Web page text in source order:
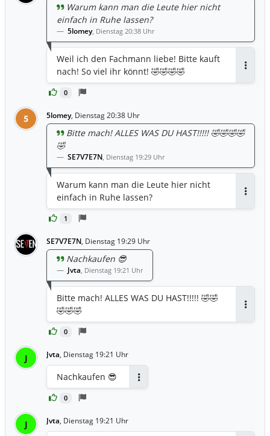
0
Warum kann man die Leute hier nicht
einfach in Ruhe lassen?
5lomey, Dienstag 20:38 Uhr
Weil ich den Fachmann liebe! Bitte kauft
nach! So viel ihr könnt! 🤣🤣🤣🤣
5 5lomey, Dienstag 20:38 Uhr
1
Bitte mach! ALLES WAS DU HAST!!!!! 🤣🤣🤣🤣
🤣
SE7V7E7N, Dienstag 19:29 Uhr
Warum kann man die Leute hier nicht
einfach in Ruhe lassen?
SE7V7E7N, Dienstag 19:29 Uhr
0
Nachkaufen 😎
Jvta, Dienstag 19:21 Uhr
Bitte mach! ALLES WAS DU HAST!!!!! 🤣🤣
🤣🤣🤣
J Jvta, Dienstag 19:21 Uhr
0
Nachkaufen 😎
J Jvta, Dienstag 19:21 Uhr